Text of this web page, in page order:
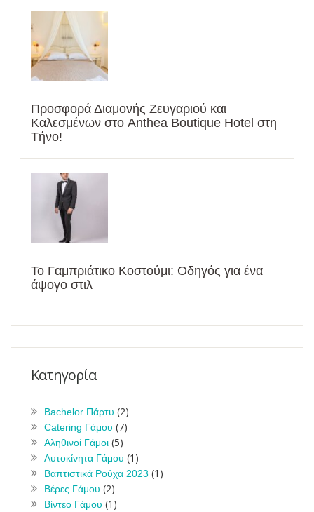
Προσφορά Διαμονής Ζευγαριού και
Καλεσμένων στο Anthea Boutique Hotel στη
Τήνο!
Το Γαμπριάτικο Κοστούμι: Οδηγός για ένα
άψογο στιλ
Κατηγορία
Bachelor Πάρτυ (2)
Catering Γάμου (7)
Αληθινοί Γάμοι (5)
Αυτοκίνητα Γάμου (1)
Βαπτιστικά Ρούχα 2023 (1)
Βέρες Γάμου (2)
Βίντεο Γάμου (1)